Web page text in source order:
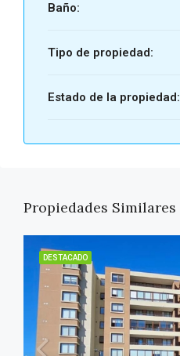
Baño:
Tipo de propiedad:
Estado de la propiedad:
Propiedades Similares
DESTACADO